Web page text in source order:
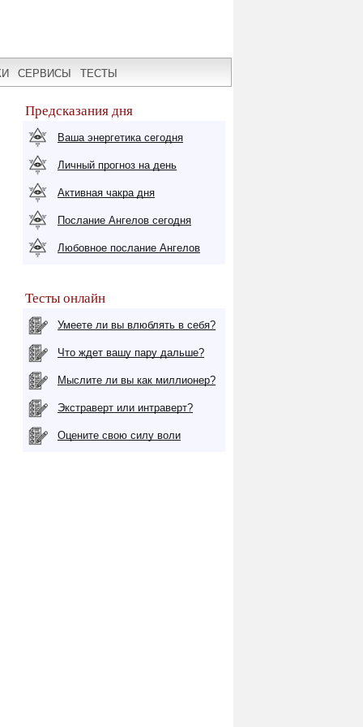
СЕРВИСЫ ТЕСТЫ
Предсказания дня
Ваша энергетика сегодня
Личный прогноз на день
Активная чакра дня
Послание Ангелов сегодня
Любовное послание Ангелов
Тесты онлайн
Умеете ли вы влюблять в себя?
Что ждет вашу пару дальше?
Мыслите ли вы как миллионер?
Экстраверт или интраверт?
Оцените свою силу воли